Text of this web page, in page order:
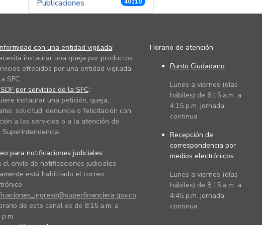
Publicaciones 40110
con una entidad vigilada:
instaurar una queja por productos
ofrecidos por una entidad vigilada
SFC.
por servicios de la SFC:
instaurar una petición, queja,
solicitud, denuncia o felicitación con
a los servicios o a la atención de
Superintendencia.
para notificaciones judiciales:
el envío de notificaciones judiciales
está habilitado el correo
de este canal es de 8:15 a.m. a
Horario de atención
Punto Ciudadano:
Lunes a viernes (días
hábiles) de 8:15 a.m. a
4:15 p.m. jornada
continua
Recepción de
correspondencia por
medios electrónicos:
Lunes a viernes (días
hábiles) de 8:15 a.m. a
4:45 p.m. jornada
continua